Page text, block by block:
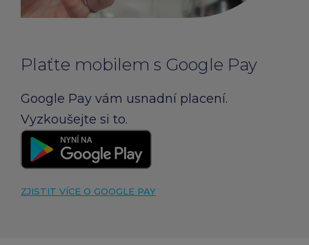
Plaťte mobilem s Google Pay
Google Pay vám usnadní placení.
Vyzkoušejte si to.
ZJISTIT VÍCE O GOOGLE PAY